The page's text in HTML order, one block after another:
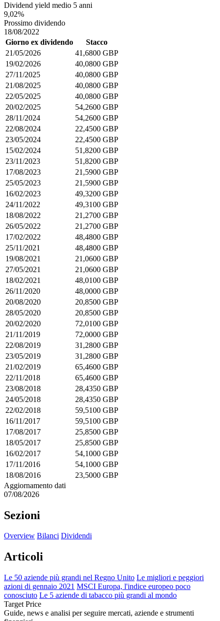
Dividend yield medio 5 anni
9,02%
Prossimo dividendo
18/08/2022
Giorno ex dividendo
Stacco
21/05/2026
41,6800 GBP
19/02/2026
40,0800 GBP
27/11/2025
40,0800 GBP
21/08/2025
40,0800 GBP
22/05/2025
40,0800 GBP
20/02/2025
54,2600 GBP
28/11/2024
54,2600 GBP
22/08/2024
22,4500 GBP
23/05/2024
22,4500 GBP
15/02/2024
51,8200 GBP
23/11/2023
51,8200 GBP
17/08/2023
21,5900 GBP
25/05/2023
21,5900 GBP
16/02/2023
49,3200 GBP
24/11/2022
49,3100 GBP
18/08/2022
21,2700 GBP
26/05/2022
21,2700 GBP
17/02/2022
48,4800 GBP
25/11/2021
48,4800 GBP
19/08/2021
21,0600 GBP
27/05/2021
21,0600 GBP
18/02/2021
48,0100 GBP
26/11/2020
48,0000 GBP
20/08/2020
20,8500 GBP
28/05/2020
20,8500 GBP
20/02/2020
72,0100 GBP
21/11/2019
72,0000 GBP
22/08/2019
31,2800 GBP
23/05/2019
31,2800 GBP
21/02/2019
65,4600 GBP
22/11/2018
65,4600 GBP
23/08/2018
28,4350 GBP
24/05/2018
28,4350 GBP
22/02/2018
59,5100 GBP
16/11/2017
59,5100 GBP
17/08/2017
25,8500 GBP
18/05/2017
25,8500 GBP
16/02/2017
54,1000 GBP
17/11/2016
54,1000 GBP
18/08/2016
23,5000 GBP
Aggiornamento dati
07/08/2026
Sezioni
Overview Bilanci Dividendi
Articoli
Le 50 aziende più grandi nel Regno Unito Le migliori e peggiori
azioni di gennaio 2021 MSCI Europa, l'indice europeo poco
conosciuto Le 5 aziende di tabacco più grandi al mondo
Target Price
Guide, news e analisi per seguire mercati, aziende e strumenti